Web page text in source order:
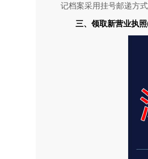
记档案采用挂号邮递方
三、领取新营业执